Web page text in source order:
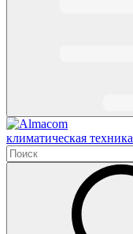
климатическая техника